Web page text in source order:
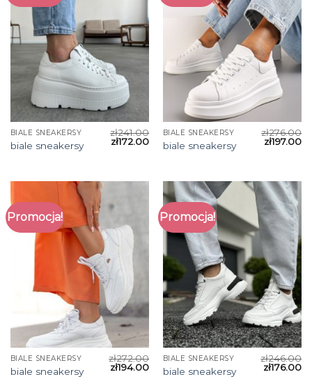
BIALE SNEAKERSY
biale sneakersy
zł241.00
zł172.00
BIALE SNEAKERSY
biale sneakersy
zł276.00
zł197.00
Promocja!
BIALE SNEAKERSY
biale sneakersy
zł272.00
zł194.00
Promocja!
BIALE SNEAKERSY
biale sneakersy
zł246.00
zł176.00